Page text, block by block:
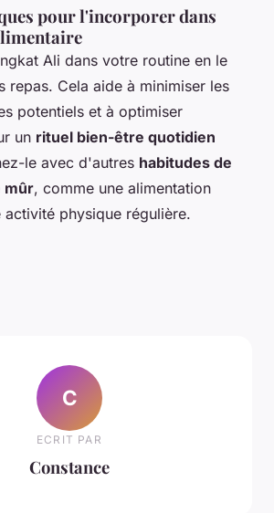
pour l'incorporer dans
Ali dans votre routine en le
repas. Cela aide à minimiser les
potentiels et à optimiser
un rituel bien-être quotidien
le avec d'autres habitudes de
mûr, comme une alimentation
activité physique régulière.
C
ECRIT PAR
Constance